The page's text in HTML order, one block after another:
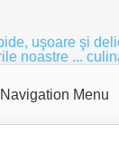
Navigation Menu